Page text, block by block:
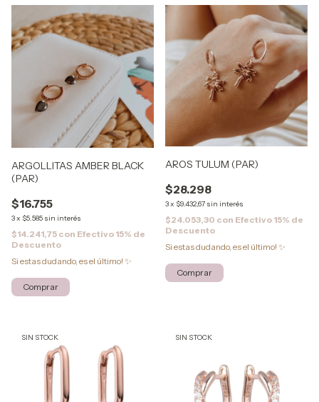
ARGOLLITAS AMBER BLACK
(PAR)
$16.755
3x $5.585 sin interés
$14.241,75 con Efectivo 15% de
Descuento
Si estas dudando, es el último! ✨
AROS TULUM (PAR)
$28.298
3x $9.432,67 sin interés
$24.053,30 con Efectivo 15% de
Descuento
Si estas dudando, es el último! ✨
SIN STOCK SIN STOCK